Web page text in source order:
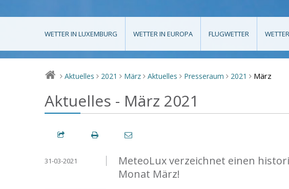
WETTER IN LUXEMBURG WETTER IN EUROPA FLUGWETTER
> Aktuelles > 2021 > März > Aktuelles > Presseraum > 2021 > März
Aktuelles - März 2021
MeteoLux verzeichnet einen
Monat März!
31-03-2021